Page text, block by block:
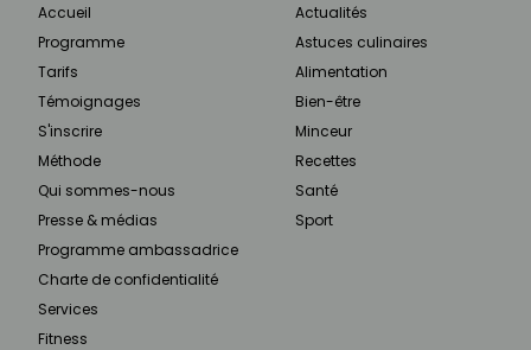
Accueil
Programme
Tarifs
Témoignages
S'inscrire
Méthode
Qui sommes-nous
Presse & médias
Programme ambassadrice
Charte de confidentialité
Services
Fitness
Actualités
Astuces culinaires
Alimentation
Bien-être
Minceur
Recettes
Santé
Sport